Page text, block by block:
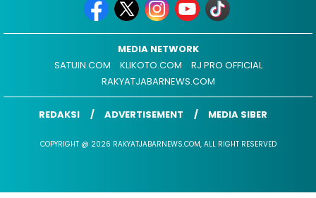
MEDIA NETWORK
SATUIN.COM
KLIKOTO.COM
RJ PRO OFFICIAL
RAKYATJABARNEWS.COM
REDAKSI ADVERTISEMENT MEDIA SIBER
COPYRIGHT @ 2026 RAKYATJABARNEWS.COM, ALL RIGHT RESERVED